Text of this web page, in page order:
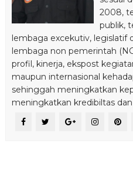
2008,
publik,
lembaga excekutiv, legislatif
lembaga non pemerintah
profil, kinerja, ekspost
maupun internasional
sehinggah meningkatkan
meningkatkan kredibiltas